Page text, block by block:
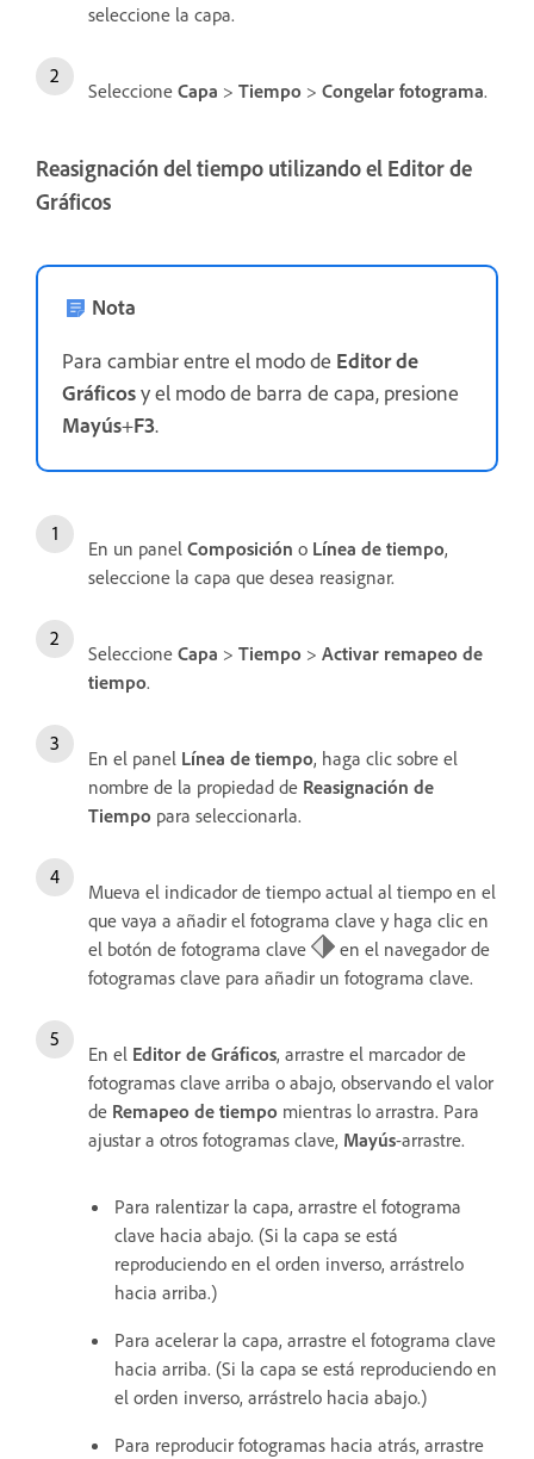
seleccione la capa.
Seleccione Capa > Tiempo > Congelar fotograma.
Reasignación del tiempo utilizando el Editor de
Gráficos
Nota
Para cambiar entre el modo de Editor de
Gráficosy el modo de barra de capa, presione
Mayús+F3.
En un panel Composición o Línea de tiempo,
seleccione la capa que desea reasignar.
Seleccione Capa > Tiempo > Activar remapeo de
tiempo.
En el panel Línea de tiempo, haga clic sobre el
nombre de la propiedad de Reasignación de
Tiempo para seleccionarla.
Mueva el indicador de tiempo actual al tiempo en el
que vaya a añadir el fotograma clave y haga clic en
el botón de fotograma clave
en el navegador de
fotogramas clave para añadir un fotograma clave.
En el Editor de Gráficos, arrastre el marcador de
fotogramas clave arriba o abajo, observando el valor
de Remapeo de tiempo mientras lo arrastra. Para
ajustar a otros fotogramas clave, Mayús-arrastre.
Para ralentizar la capa, arrastre el fotograma
clave hacia abajo. (Si la capa se está
reproduciendo en el orden inverso, arrástrelo
hacia arriba.)
Para acelerar la capa, arrastre el fotograma clave
hacia arriba. (Si la capa se está reproduciendo en
el orden inverso, arrástrelo hacia abajo.)
Para reproducir fotogramas hacia atrás, arrastre